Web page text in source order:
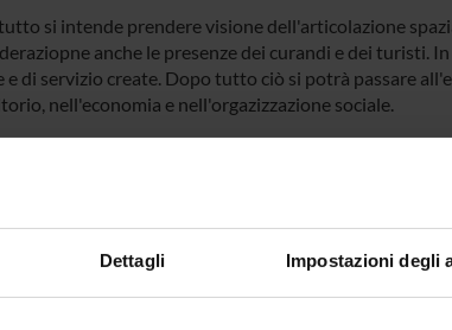
Dettagli Impostazioni degli
si intende prendere visione dell'articolazione
anche le presenze dei curandi e dei turisti.
e di servizio create. Dopo tutto ciò si potrà passare
nell'economia e nell'orgazizzazione sociale.
Funds:assigned and managed